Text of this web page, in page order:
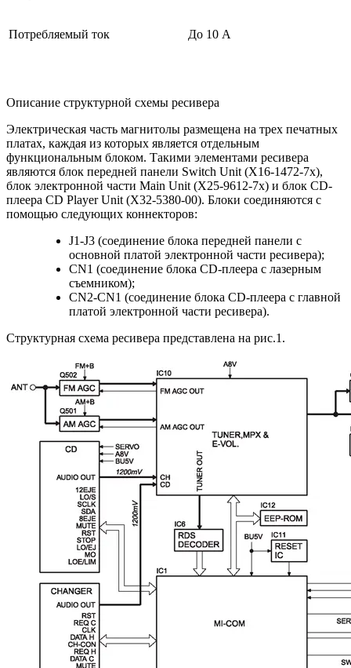
Потребляемый ток До 10 А
Описание структурной схемы ресивера
Электрическая часть магнитолы размещена на трех печатных
платах, каждая из которых является отдельным
функциональным блоком. Такими элементами ресивера
являются блок передней панели Switch Unit (X16-1472-7x),
блок электронной части Main Unit (X25-9612-7x) и блок CD-
плеера CD Player Unit (X32-5380-00). Блоки соединяются с
помощью следующих коннекторов:
J1-J3 (соединение блока передней панели с
основной платой электронной части ресивера);
CN1 (соединение блока CD-плеера с лазерным
съемником);
CN2-CN1 (соединение блока CD-плеера с главной
платой электронной части ресивера).
Структурная схема ресивера представлена на рис.1.